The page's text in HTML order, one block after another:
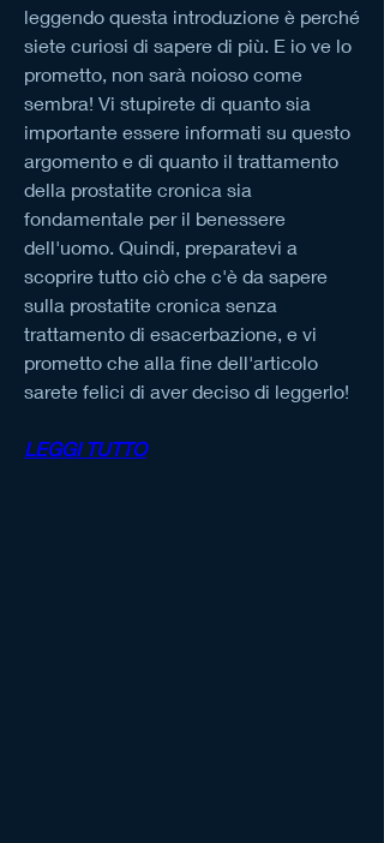
leggendo questa introduzione è perché
siete curiosi di sapere di più. E io ve lo
prometto, non sarà noioso come
sembra! Vi stupirete di quanto sia
importante essere informati su questo
argomento e di quanto il trattamento
della prostatite cronica sia
fondamentale per il benessere
dell'uomo. Quindi, preparatevi a
scoprire tutto ciò che c'è da sapere
sulla prostatite cronica senza
trattamento di esacerbazione, e vi
prometto che alla fine dell'articolo
sarete felici di aver deciso di leggerlo!
LEGGI TUTTO